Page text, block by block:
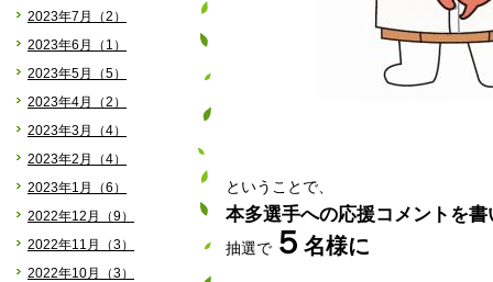
2023年7月（2）
2023年6月（1）
2023年5月（5）
2023年4月（2）
2023年3月（4）
2023年2月（4）
2023年1月（6）
2022年12月（9）
2022年11月（3）
2022年10月（3）
ということで、
本多選手への応援コメントを
抽選で ５ 名様に